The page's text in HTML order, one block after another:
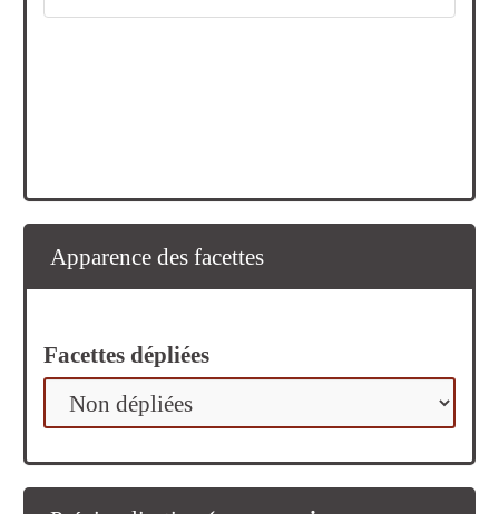
Apparence des facettes
Facettes dépliées